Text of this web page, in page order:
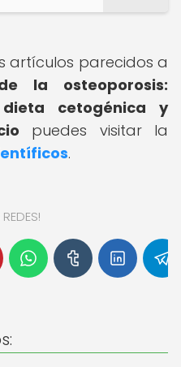
artículos parecidos a
la osteoporosis:
cetogénica y
puedes visitar la
.